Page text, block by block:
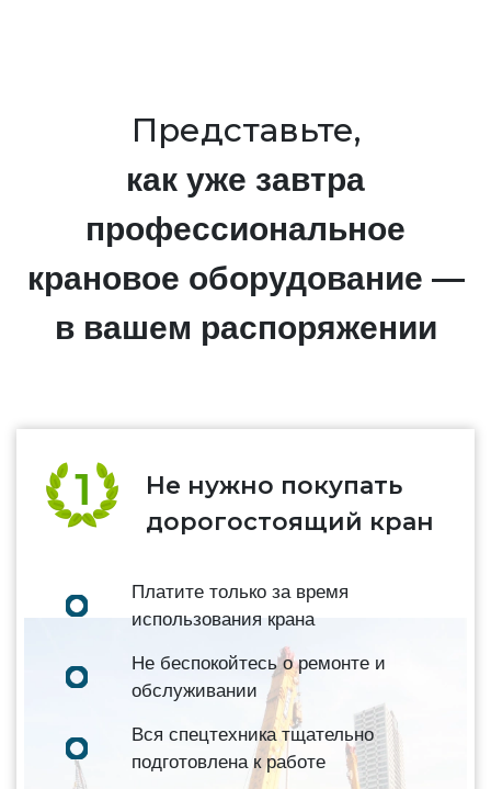
Представьте,
как уже завтра
профессиональное
крановое оборудование —
в вашем распоряжении
Не нужно покупать
дорогостоящий кран
Платите только за время
использования крана
Не беспокойтесь о ремонте и
обслуживании
Вся спецтехника тщательно
подготовлена к работе